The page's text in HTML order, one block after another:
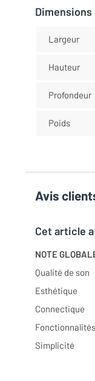
Largeur
Hauteur
Profondeur
Poids
Avis
Cet article
NOTE
Qualité de son
Esthétique
Connectique
Fonctionnalités
Simplicité